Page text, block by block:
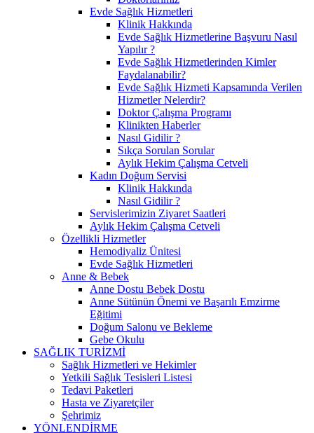
Evde Sağlık Hizmetleri
Klinik Hakkında
Evde Sağlık Hizmetlerine Başvuru Nasıl
Yapılır ?
Evde Sağlık Hizmetlerinden Kimler
Faydalanabilir?
Evde Sağlık Hizmeti Kapsamında Verilen
Hizmetler Nelerdir?
Doktor Çalışma Programı
Klinikten Haberler
Nasıl Gidilir ?
Sıkça Sorulan Sorular
Aylık Hekim Çalışma Cetveli
Kadın Doğum Servisi
Klinik Hakkında
Nasıl Gidilir ?
Servislerimizin Ziyaret Saatleri
Aylık Hekim Çalışma Cetveli
Özellikli Hizmetler
Hemodiyaliz Ünitesi
Evde Sağlık Hizmetleri
Anne & Bebek
Anne Dostu Bebek Dostu
Anne Sütünün Önemi ve Başarılı Emzirme
Eğitimi
Doğum Salonu ve Bekleme
Gebe Okulu
SAĞLIK TURİZMİ
Sağlık Hizmetleri ve Hekimler
Yetkili Sağlık Tesisleri Listesi
Tedavi Paketleri
Hasta ve Ziyaretçiler
Şehrimiz
YÖNLENDİRME